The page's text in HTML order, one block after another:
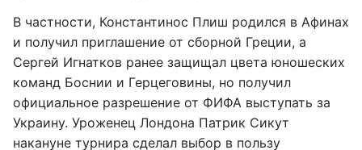
В частности, Константинос Плиш родился в Афинах
и получил приглашение от сборной Греции, а
Сергей Игнатков ранее защищал цвета юношеских
команд Боснии и Герцеговины, но получил
официальное разрешение от ФИФА выступать за
Украину. Уроженец Лондона Патрик Сикут
накануне турнира сделал выбор в пользу